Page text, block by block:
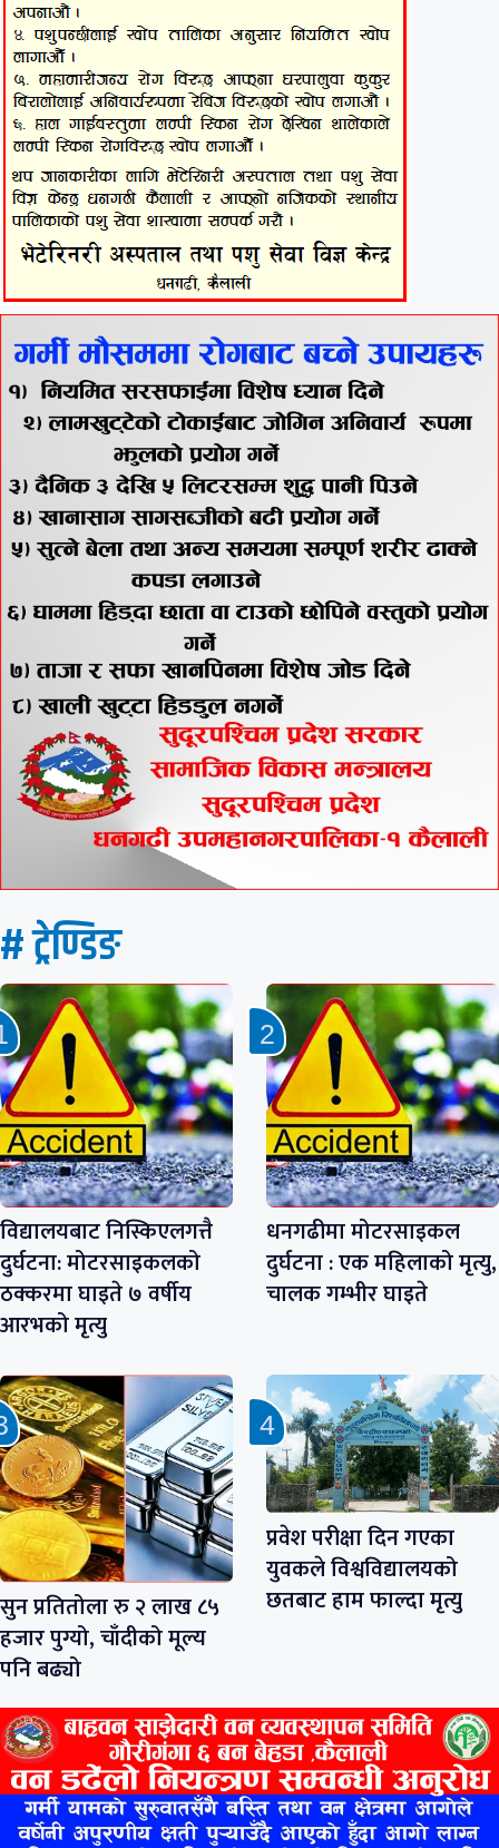
# ट्रेण्डिङ
विद्यालयबाट निस्किएलगत्तै
दुर्घटना: मोटरसाइकलको
ठक्करमा घाइते ७ वर्षीय
आरभको मृत्यु
धनगढीमा मोटरसाइकल
दुर्घटना : एक महिलाको मृत्यु,
चालक गम्भीर घाइते
सुन प्रतितोला रु २ लाख ८५
हजार पुग्यो, चाँदीको मूल्य
पनि बढ्यो
प्रवेश परीक्षा दिन गएका
युवकले विश्वविद्यालयको
छतबाट हाम फाल्दा मृत्यु